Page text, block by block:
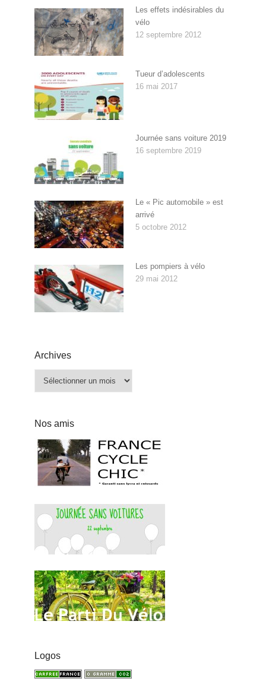
Les effets indésirables du
vélo
12 septembre 2012
Tueur d’adolescents
16 mai 2017
Journée sans voiture 2019
16 septembre 2019
Le « Pic automobile » est
arrivé
5 octobre 2012
Les pompiers à vélo
29 mai 2012
Archives
Archives
Nos amis
Logos